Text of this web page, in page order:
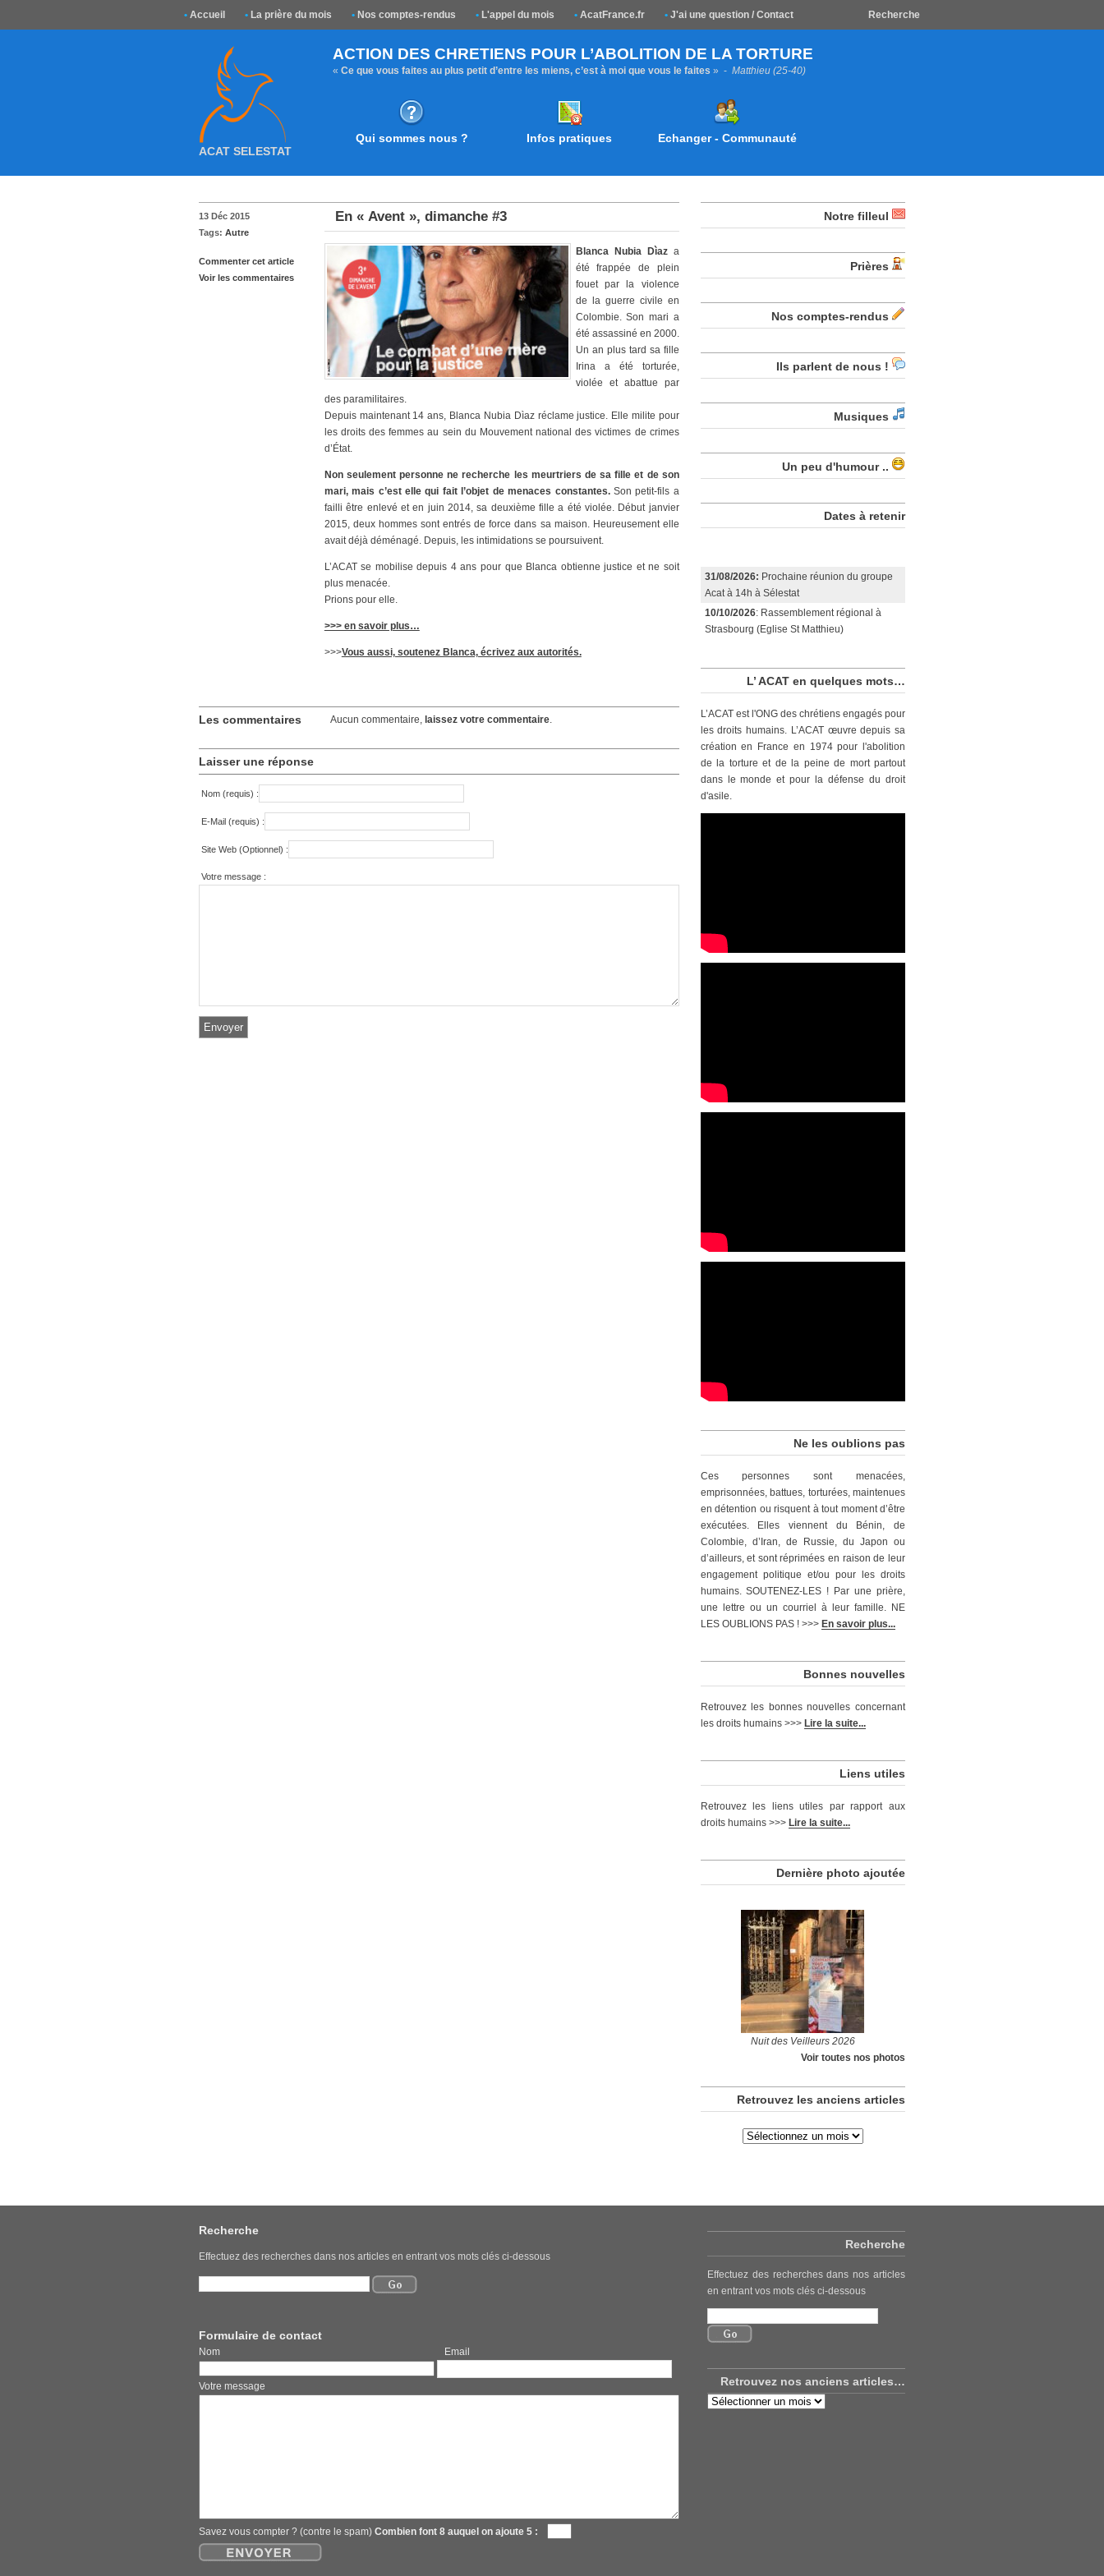
• Accueil • La prière du mois • Nos comptes-rendus • L'appel du mois • AcatFrance.fr • J'ai une question / Contact Recherche
ACAT SELESTAT
ACTION DES CHRETIENS POUR L’ABOLITION DE LA TORTURE
« Ce que vous faites au plus petit d’entre les miens, c’est à moi que vous le faites » - Matthieu (25-40)
Qui sommes nous ? Infos pratiques Echanger - Communauté
13 Déc 2015
Tags: Autre
Commenter cet article
Voir les commentaires
En « Avent », dimanche #3
Blanca Nubia Dìaza
été frappée de plein
fouet par la violence
de la guerre civile en
Colombie. Son mari a
été assassiné en 2000.
Un an plus tard sa fille
Irina a été torturée,
violée et abattue par
des paramilitaires.
Depuis maintenant 14 ans, Blanca Nubia Dìaz réclame justice. Elle milite pour
les droits des femmes au sein du Mouvement national des victimes de crimes
d’État.
Non seulement personne ne recherche les meurtriers de sa fille et de son
mari, mais c’est elle qui fait l’objet de menaces constantes.Son petit-fils a
failli être enlevé et en juin 2014, sa deuxième fille a été violée. Début janvier
2015, deux hommes sont entrés de force dans sa maison. Heureusement elle
avait déjà déménagé. Depuis, les intimidations se poursuivent.
L’ACAT se mobilise depuis 4 ans pour que Blanca obtienne justice et ne soit
plus menacée.
Prions pour elle.
>>> en savoir plus…
>>>Vous aussi, soutenez Blanca, écrivez aux autorités.
Les commentaires Aucun commentaire, laissez votre commentaire.
Laisser une réponse
Nom (requis) :
E-Mail (requis) :
Site Web (Optionnel) :
Votre message :
Notre filleul
Prières
Nos comptes-rendus
Ils parlent de nous !
Musiques
Un peu d'humour ..
Dates à retenir
31/08/2026: Prochaine réunion du groupe
Acat à 14h à Sélestat
10/10/2026: Rassemblement régional à
Strasbourg (Eglise St Matthieu)
L’ ACAT en quelques mots…
L’ACAT est l'ONG des chrétiens engagés pour
les droits humains. L’ACAT œuvre depuis sa
création en France en 1974 pour l'abolition
de la torture et de la peine de mort partout
dans le monde et pour la défense du droit
d'asile.
Ne les oublions pas
Ces personnes sont menacées,
emprisonnées, battues, torturées, maintenues
en détention ou risquent à tout moment d’être
exécutées. Elles viennent du Bénin, de
Colombie, d’Iran, de Russie, du Japon ou
d’ailleurs, et sont réprimées en raison de leur
engagement politique et/ou pour les droits
humains. SOUTENEZ-LES ! Par une prière,
une lettre ou un courriel à leur famille. NE
LES OUBLIONS PAS ! >>> En savoir plus...
Bonnes nouvelles
Retrouvez les bonnes nouvelles concernant
les droits humains >>> Lire la suite...
Liens utiles
Retrouvez les liens utiles par rapport aux
droits humains >>> Lire la suite...
Dernière photo ajoutée
Nuit des Veilleurs 2026
Voir toutes nos photos
Retrouvez les anciens articles
Recherche
Effectuez des recherches dans nos articles en entrant vos mots clés ci-dessous
Formulaire de contact
Nom Email
Votre message
Savez vous compter ? (contre le spam) Combien font 8 auquel on ajoute 5 :
Recherche
Effectuez des recherches dans nos articles
en entrant vos mots clés ci-dessous
Retrouvez nos anciens articles…
Retrouvez